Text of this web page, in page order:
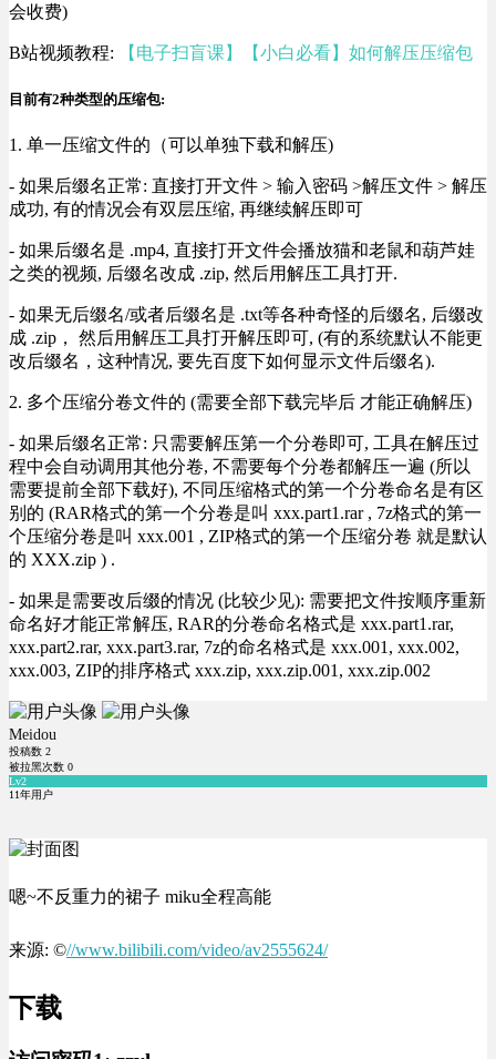
会收费)
B站视频教程: 【电子扫盲课】【小白必看】如何解压压缩包
目前有2种类型的压缩包:
1. 单一压缩文件的（可以单独下载和解压)
- 如果后缀名正常: 直接打开文件 > 输入密码 >解压文件 > 解压
成功, 有的情况会有双层压缩, 再继续解压即可
- 如果后缀名是 .mp4, 直接打开文件会播放猫和老鼠和葫芦娃
之类的视频, 后缀名改成 .zip, 然后用解压工具打开.
- 如果无后缀名/或者后缀名是 .txt等各种奇怪的后缀名, 后缀改
成 .zip， 然后用解压工具打开解压即可, (有的系统默认不能更
改后缀名，这种情况, 要先百度下如何显示文件后缀名).
2. 多个压缩分卷文件的 (需要全部下载完毕后 才能正确解压)
- 如果后缀名正常: 只需要解压第一个分卷即可, 工具在解压过
程中会自动调用其他分卷, 不需要每个分卷都解压一遍 (所以
需要提前全部下载好), 不同压缩格式的第一个分卷命名是有区
别的 (RAR格式的第一个分卷是叫 xxx.part1.rar , 7z格式的第一
个压缩分卷是叫 xxx.001 , ZIP格式的第一个压缩分卷 就是默认
的 XXX.zip ) .
- 如果是需要改后缀的情况 (比较少见): 需要把文件按顺序重新
命名好才能正常解压, RAR的分卷命名格式是 xxx.part1.rar,
xxx.part2.rar, xxx.part3.rar, 7z的命名格式是 xxx.001, xxx.002,
xxx.003, ZIP的排序格式 xxx.zip, xxx.zip.001, xxx.zip.002
Meidou
投稿数 2
被拉黑次数 0
Lv2
11年用户
嗯~不反重力的裙子 miku全程高能
来源: ©//www.bilibili.com/video/av2555624/
下载